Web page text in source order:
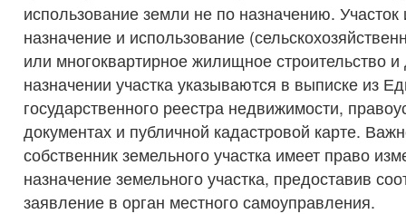
использование земли не по назначению.
назначение и использование
или многоквартирное жилищное строительство
назначении участка указываются в выписке из
государственного реестра недвижимости,
документах и публичной кадастровой карте.
собственник земельного участка имеет право
назначение земельного участка, предоставив
заявление в орган местного самоуправления.